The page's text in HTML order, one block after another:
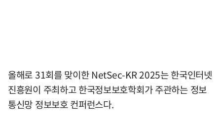
올해로 31회를 맞이한 NetSec-KR 2025는 한국인터넷
진흥원이 주최하고 한국정보보호학회가 주관하는 정보
통신망 정보보호 컨퍼런스다.